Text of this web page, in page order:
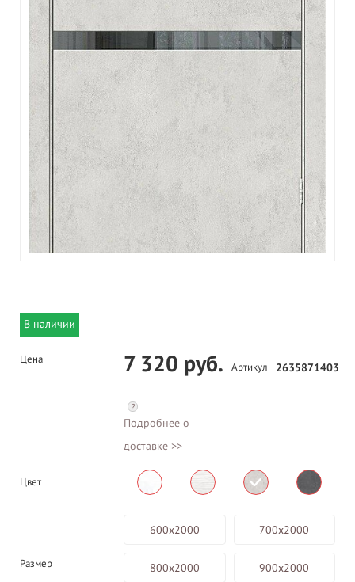
В наличии
Цена 7 320 руб.
?
Подробнее о
доставке >>
Артикул 2635871403
Цвет
Размер
600х2000 700х2000
800х2000 900х2000